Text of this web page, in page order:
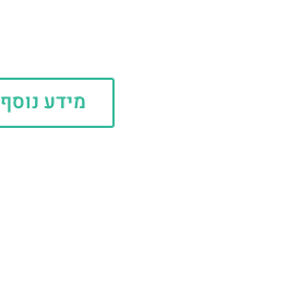
מידע נוסף